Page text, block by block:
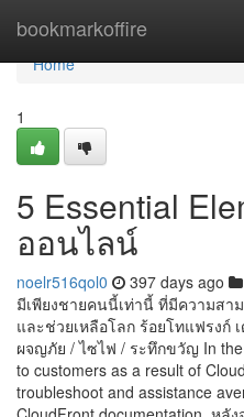
bookmarkoffire
Home
Home
1
5 Essential
ออนไลน์
noelr516qol0 397 days ago
มีเพียงชายคนนี้เท่านี้ ที่มีความสา
และช่วยเหลือโลก ร้อยโทแฟรงก์
ผจญภัย / ไซไฟ / ระทึกขวัญ In the
to customers as a result of
troubleshoot and assistance